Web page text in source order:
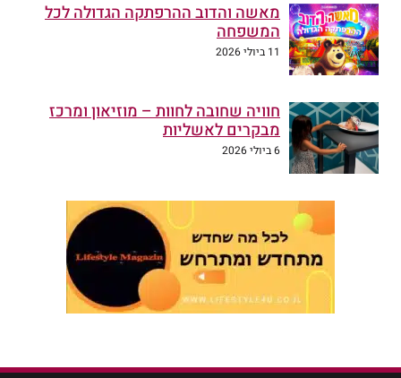
מאשה והדוב ההרפתקה הגדולה לכל
המשפחה
11 ביולי 2026
חוויה שחובה לחוות – מוזיאון ומרכז
מבקרים לאשליות
6 ביולי 2026